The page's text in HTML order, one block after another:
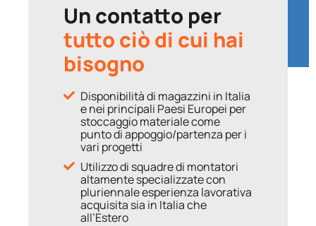
Un contatto per
tutto ciò di cui hai
bisogno
Disponibilità di magazzini in Italia
e nei principali Paesi Europei per
stoccaggio materiale come
punto di appoggio/partenza per i
vari progetti
Utilizzo di squadre di montatori
altamente specializzate con
pluriennale esperienza lavorativa
acquisita sia in Italia che
all’Estero